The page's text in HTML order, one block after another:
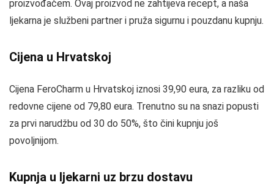
proizvođačem. Ovaj proizvod ne zahtijeva recept, a naša
ljekarna je službeni partner i pruža sigurnu i pouzdanu kupnju.
Cijena u Hrvatskoj
Cijena FeroCharm u Hrvatskoj iznosi 39,90 eura, za razliku od
redovne cijene od 79,80 eura. Trenutno su na snazi popusti
za prvi narudžbu od 30 do 50%, što čini kupnju još
povoljnijom.
Kupnja u ljekarni uz brzu dostavu